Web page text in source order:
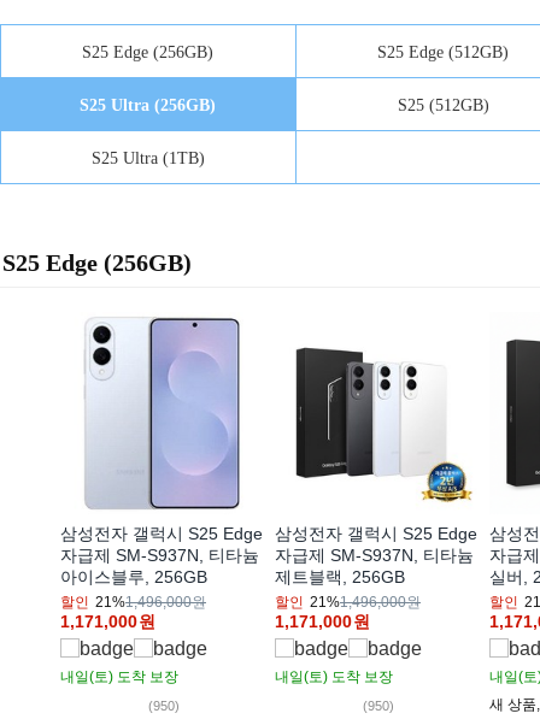
S25 Edge (256GB) S25 Edge (512GB)
S25 Ultra (256GB) S25 (512GB)
S25 Ultra (1TB)
S25 Edge (256GB)
삼성전자 갤럭시 S25 Edge
자급제 SM-S937N, 티타늄
아이스블루, 256GB
할인 21%1,496,000원
1,171,000원
내일(토) 도착 보장
(950)
삼성전자 갤럭시 S25 Edge
자급제 SM-S937N, 티타늄
제트블랙, 256GB
할인 21%1,496,000원
1,171,000원
내일(토) 도착 보장
(950)
삼성
자급
실버,
할인
내일(
새 상품